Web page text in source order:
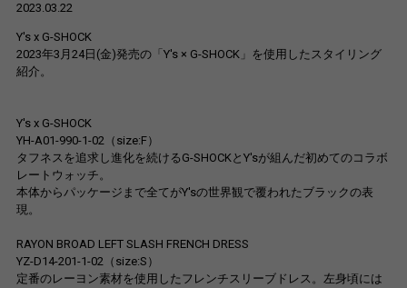
2023.03.22
Y's x G-SHOCK
2023年3月24日(金)発売の「Y's × G-SHOCK」を使用したスタイリング
紹介。
Y's x G-SHOCK
YH-A01-990-1-02（size:F）
タフネスを追求し進化を続けるG-SHOCKとY'sが組んだ初めてのコラボ
レートウォッチ。
本体からパッケージまで全てがY'sの世界観で覆われたブラックの表
現。
RAYON BROAD LEFT SLASH FRENCH DRESS
YZ-D14-201-1-02（size:S）
定番のレーヨン素材を使用したフレンチスリーブドレス。左身頃には